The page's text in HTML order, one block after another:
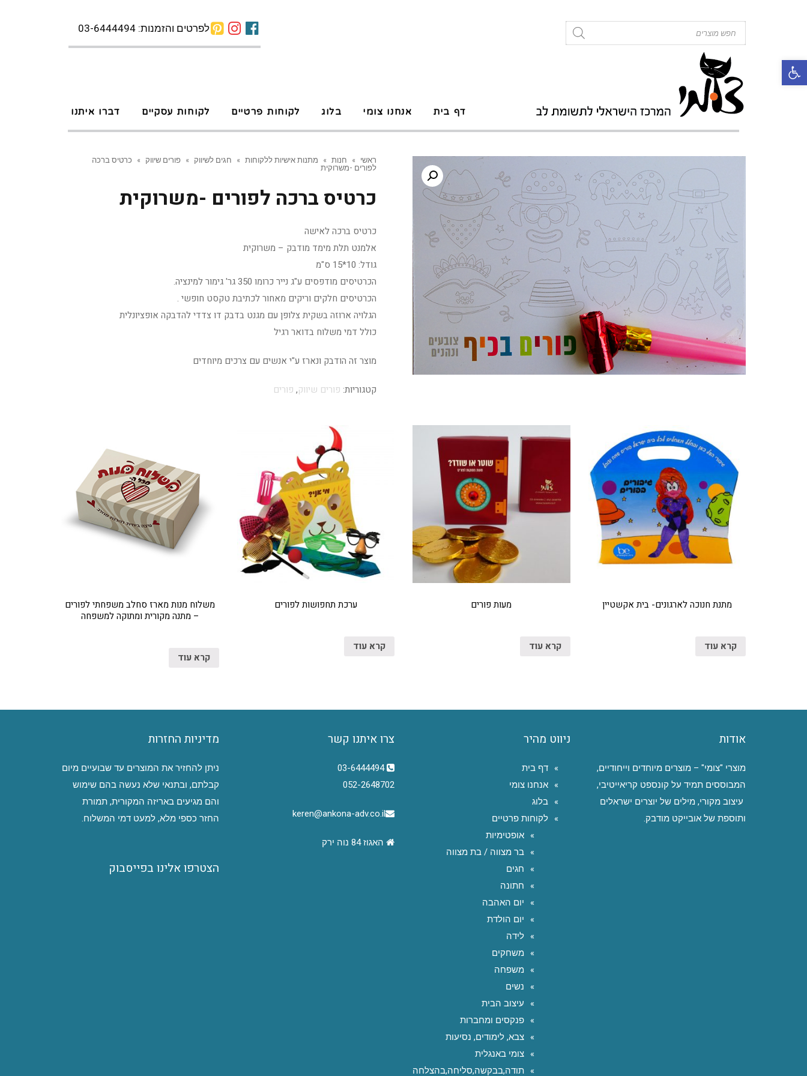
פתח סרגל נגישות
לפרטים והזמנות: 03-6444494
דף בית אנחנו צומי בלוג לקוחות פרטיים לקוחות עסקיים דברו איתנו
ראשי » חנות » מתנות אישיות ללקוחות » חגים לשיווק » פורים שיווק »
כרטיס ברכה
לפורים -משרוקית
כרטיס ברכה לפורים -משרוקית
כרטיס ברכה לאישה
אלמנט תלת מימד מודבק – משרוקית
גודל: 10*15 ס"מ
הכרטיסים מודפסים ע"ג נייר כרומו 350 גר' גימור למינציה.
הכרטיסים חלקים וריקים מאחור לכתיבת טקסט חופשי .
הגלויה ארוזה בשקית צלופן עם מגנט בדבק דו צדדי להדבקה אופציונלית
כולל דמי משלוח בדואר רגיל
מוצר זה הודבק ונארז ע"י אנשים עם צרכים מיוחדים
קטגוריות: פורים שיווק, פורים
מוצרים קשורים
מתנת חנוכה לארגונים- בית אקשטיין
קרא עוד
מעות פורים
קרא עוד
ערכת תחפושות לפורים
קרא עוד
משלוח מנות מארז סחלב משפחתי לפורים
– מתנה מקורית ומתוקה למשפחה
קרא עוד
אודות
מוצרי "צומי" – מוצרים מיוחדים וייחודיים,
המבוססים תמיד על קונספט קריאייטיבי,
עיצוב מקורי, מילים של יוצרים ישראלים
ותוספת של אובייקט מודבק.
ניווט מהיר
דף בית
אנחנו צומי
בלוג
לקוחות פרטיים
אופטימיות
בר מצווה / בת מצווה
חגים
חתונה
יום האהבה
יום הולדת
לידה
משחקים
משפחה
נשים
עיצוב הבית
פנקסים ומחברות
צבא, לימודים, נסיעות
צומי באנגלית
תודה,בבקשה,סליחה,בהצלחה
צרו איתנו קשר
03-6444494
052-2648702
keren@ankona-adv.co.il
האגוז 84 נוה ירק
מדיניות החזרות
ניתן להחזיר את המוצרים עד שבועיים מיום
קבלתם, ובתנאי שלא נעשה בהם שימוש
והם מגיעים באריזה המקורית, תמורת
החזר כספי מלא, למעט דמי המשלוח.
הצטרפו אלינו בפייסבוק